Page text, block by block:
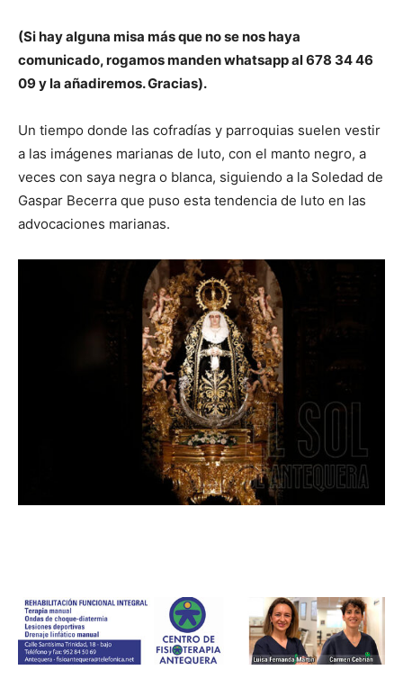
(Si hay alguna misa más que no se nos haya
comunicado, rogamos manden whatsapp al 678 34 46
09 y la añadiremos. Gracias).
Un tiempo donde las cofradías y parroquias suelen vestir
a las imágenes marianas de luto, con el manto negro, a
veces con saya negra o blanca, siguiendo a la Soledad de
Gaspar Becerra que puso esta tendencia de luto en las
advocaciones marianas.